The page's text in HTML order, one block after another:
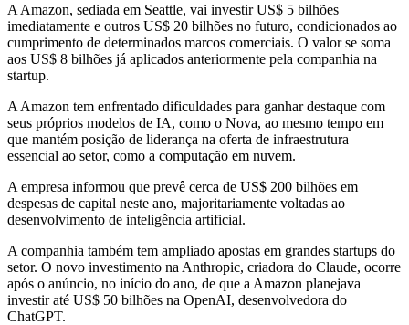
A Amazon, sediada em Seattle, vai investir US$ 5 bilhões
imediatamente e outros US$ 20 bilhões no futuro, condicionados ao
cumprimento de determinados marcos comerciais. O valor se soma
aos US$ 8 bilhões já aplicados anteriormente pela companhia na
startup.
A Amazon tem enfrentado dificuldades para ganhar destaque com
seus próprios modelos de IA, como o Nova, ao mesmo tempo em
que mantém posição de liderança na oferta de infraestrutura
essencial ao setor, como a computação em nuvem.
A empresa informou que prevê cerca de US$ 200 bilhões em
despesas de capital neste ano, majoritariamente voltadas ao
desenvolvimento de inteligência artificial.
A companhia também tem ampliado apostas em grandes startups do
setor. O novo investimento na Anthropic, criadora do Claude, ocorre
após o anúncio, no início do ano, de que a Amazon planejava
investir até US$ 50 bilhões na OpenAI, desenvolvedora do
ChatGPT.